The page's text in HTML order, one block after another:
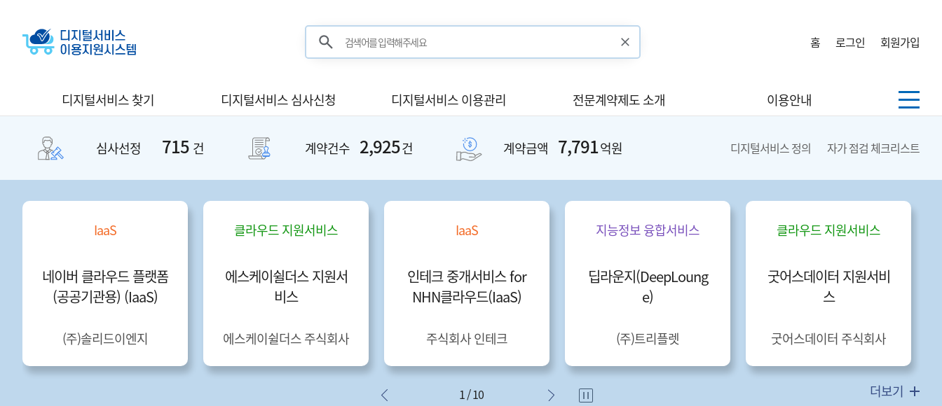
검색어를 입력해주세요 홈 로그인 회원가입
디지털서비스 찾기 디지털서비스 심사신청 디지털서비스 이용관리 전문계약제도 소개 이용안내
심사선정 715 건 계약건수 2,925건 계약금액 7,791억원 디지털서비스 정의 자가 점검 체크리스트
IaaS
네이버 클라우드 플랫폼
(공공기관용) (IaaS)
(주)솔리드이엔지
클라우드 지원서비스
에스케이쉴더스 지원서
비스
에스케이쉴더스 주식회사
IaaS
인테크 중개서비스 for
NHN클라우드(IaaS)
주식회사 인테크
지능정보 융합서비스
딥라운지(DeepLoung
e)
(주)트리플렛
클라우드 지원서비스
굿어스데이터 지원서비
스
굿어스데이터 주식회사
1 / 10 더보기